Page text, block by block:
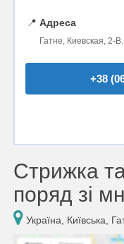
📍 Адреса
Гатне, Киевская, 2-
+38
Стрижка
поряд зі
Україна, Київська,